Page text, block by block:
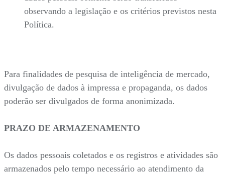
observando a legislação e os critérios previstos nesta
Política.
Para finalidades de pesquisa de inteligência de mercado,
divulgação de dados à impressa e propaganda, os dados
poderão ser divulgados de forma anonimizada.
PRAZO DE ARMAZENAMENTO
Os dados pessoais coletados e os registros e atividades são
armazenados pelo tempo necessário ao atendimento da